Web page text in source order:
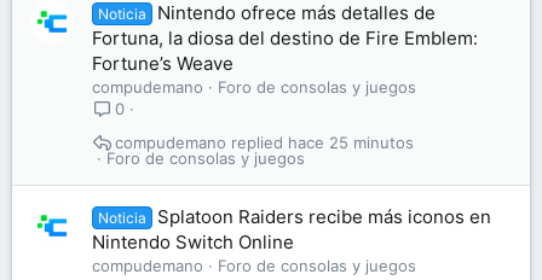
Noticia
Nintendo ofrece más detalles de
Fortuna, la diosa del destino de Fire Emblem:
Fortune’s Weave
compudemano
Foro de consolas y juegos
0
Foro de consolas y juegos
hace 25 minutos
compudemano
Noticia
Splatoon Raiders recibe más iconos en
Nintendo Switch Online
compudemano
Foro de consolas y juegos